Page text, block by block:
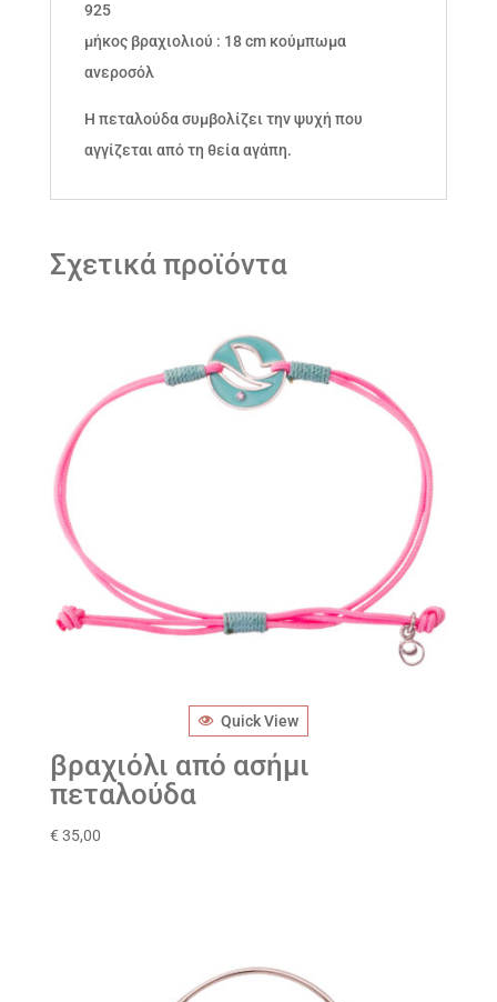
925
μήκος βραχιολιού : 18 cm κούμπωμα
ανεροσόλ
Η πεταλούδα συμβολίζει την ψυχή που
αγγίζεται από τη θεία αγάπη.
Σχετικά προϊόντα
Quick View
βραχιόλι από ασήμι
πεταλούδα
€ 35,00